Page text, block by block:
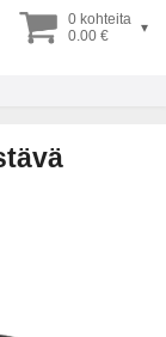
0 kohteita
0.00 €
▾